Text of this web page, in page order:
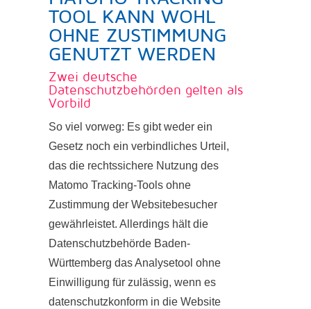
TOOL KANN WOHL
OHNE ZUSTIMMUNG
GENUTZT WERDEN
Zwei deutsche
Datenschutzbehörden gelten als
Vorbild
So viel vorweg: Es gibt weder ein
Gesetz noch ein verbindliches Urteil,
das die rechtssichere Nutzung des
Matomo Tracking-Tools ohne
Zustimmung der Websitebesucher
gewährleistet. Allerdings hält die
Datenschutzbehörde Baden-
Württemberg das Analysetool ohne
Einwilligung für zulässig, wenn es
datenschutzkonform in die Website